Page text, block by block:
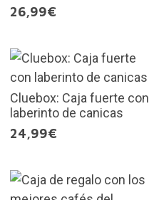
26,99€
Cluebox: Caja fuerte con
laberinto de canicas
24,99€